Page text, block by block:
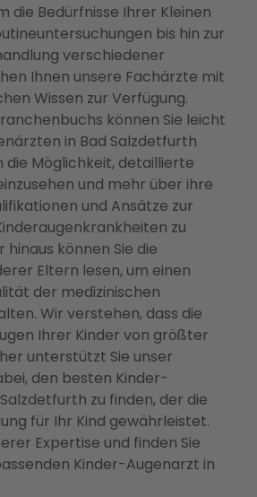
die Bedürfnisse Ihrer Kleinen
bis hin zur
verschiedener
Ihnen unsere Fachärzte mit
Wissen zur Verfügung.
können Sie leicht
in Bad Salzdetfurth
die Möglichkeit, detaillierte
und mehr über ihre
und Ansätze zur
zu
können Sie die
Eltern lesen, um einen
der medizinischen
Wir verstehen, dass die
Ihrer Kinder von größter
unterstützt Sie unser
den besten Kinder-
zu finden, der die
für Ihr Kind gewährleistet.
Expertise und finden Sie
Kinder-Augenarzt in